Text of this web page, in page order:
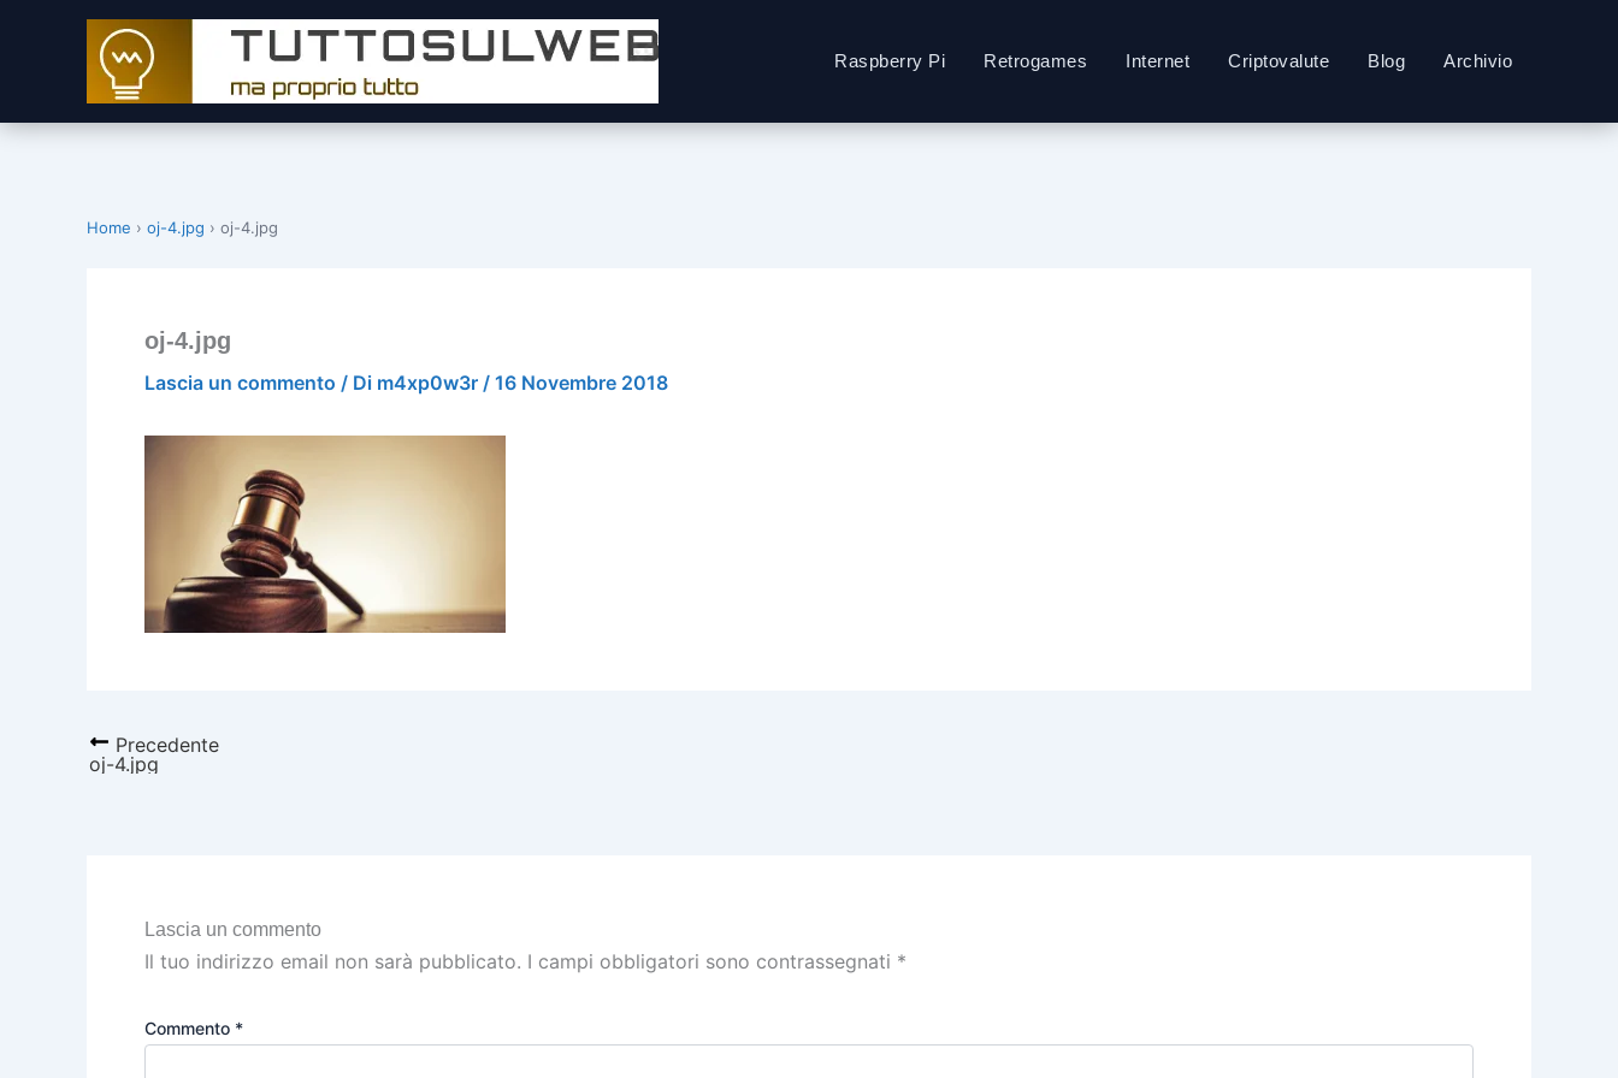
Raspberry Pi Retrogames Internet Criptovalute Blog Archivio
Home › oj-4.jpg › oj-4.jpg
oj-4.jpg
Lascia un commento / Di m4xp0w3r / 16 Novembre 2018
Precedente
oj-4.jpg
Lascia un commento
Il tuo indirizzo email non sarà pubblicato. I campi obbligatori sono contrassegnati *
Commento *